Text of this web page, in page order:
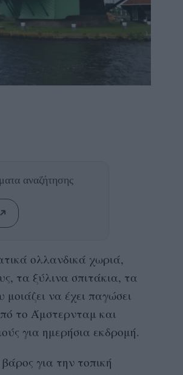
αναζήτησης
ολλανδικά χωριά,
τα ξύλινα σπιτάκια, τα
μοιάζει να έχει παγώσει
το Άμστερνταμ και
για ημερήσια εκδρομή.
για την τοπική